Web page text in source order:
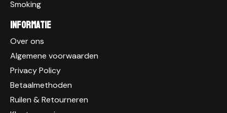
Smoking
Informatie
Over ons
Algemene voorwaarden
Privacy Policy
Betaalmethoden
Ruilen & Retourneren